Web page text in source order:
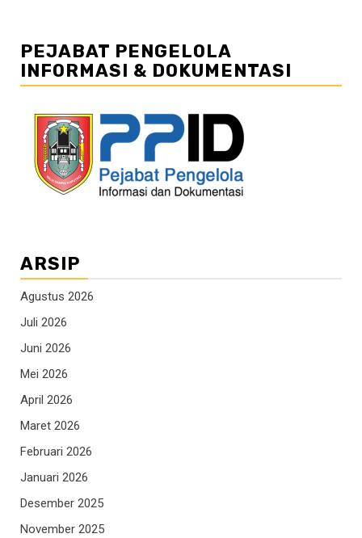
PEJABAT PENGELOLA
INFORMASI & DOKUMENTASI
ARSIP
Agustus 2026
Juli 2026
Juni 2026
Mei 2026
April 2026
Maret 2026
Februari 2026
Januari 2026
Desember 2025
November 2025